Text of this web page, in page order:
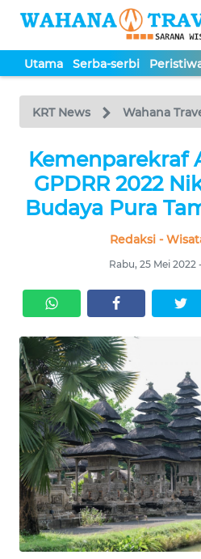
Utama Serba-serbi
KRT News Wahana
Kemenparekraf
GPDRR 2022
Budaya Pura
Redaksi -
Rabu, 25 Mei 2022
TV
Tutup
UTAMA
SERBA-
SERBI
TOKOH
OPINI
WAHANA
INFRASTRUKTUR
WAHANA
TANI
WAHANA
TRAVEL